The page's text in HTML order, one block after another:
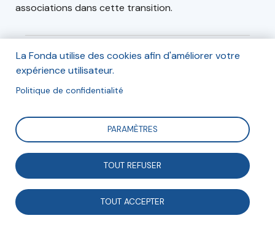
associations dans cette transition.
Commander
La Fonda utilise des cookies afin d'améliorer votre
expérience utilisateur.
Politique de confidentialité
PARAMÈTRES
TOUT REFUSER
TOUT ACCEPTER